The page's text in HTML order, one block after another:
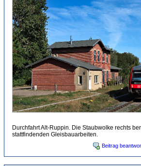
Durchfahrt Alt-Ruppin. Die Staubwolke rechts
stattfindenden Gleisbauarbeiten.
Beitrag